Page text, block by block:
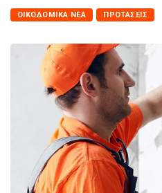
ΟΙΚΟΔΟΜΙΚΆ ΝΈΑ ΠΡΟΤΆΣΕΙΣ